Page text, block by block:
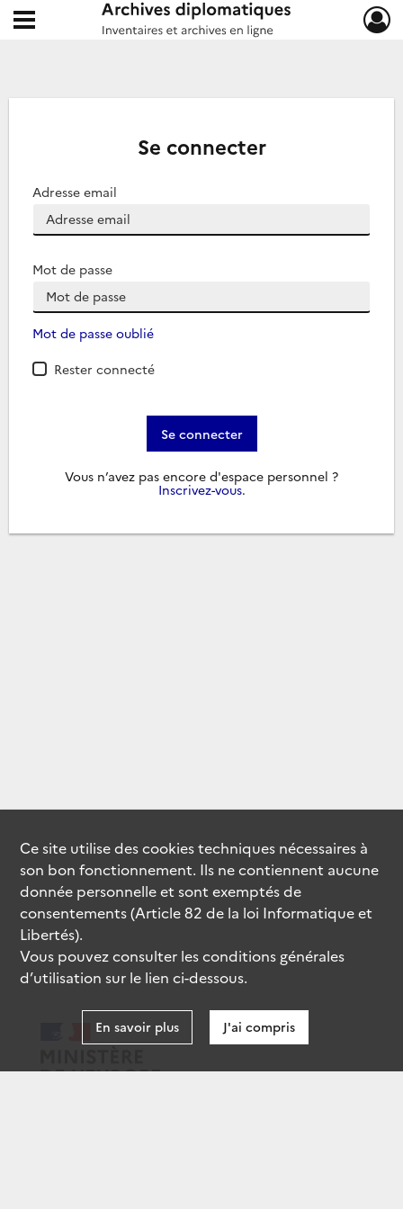
Archives diplomatiques
Ouvrir le menu déroulant
Se connecter
Adresse email
Mot de passe
Mot de passe oublié
Rester connecté
Se connecter
Vous n’avez pas encore d'espace personnel ?
Inscrivez-vous.
Ce site utilise descookiestechniques nécessaires à
son bon fonctionnement. Ils ne contiennent aucune
donnée personnelle et sont exemptés de
consentements (Article 82 de la loi Informatique et
Libertés).
Vous pouvez consulter les conditions générales
d’utilisation sur le lien ci-dessous.
En savoir plus J'ai compris